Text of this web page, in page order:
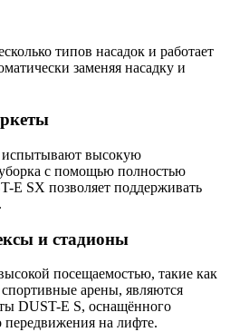
типов насадок и работает
заменяя насадку и
испытывают высокую
с помощью полностью
E SX позволяет поддерживать
и стадионы
посещаемостью, такие как
арены, являются
DUST-E S, оснащённого
передвижения на лифте.